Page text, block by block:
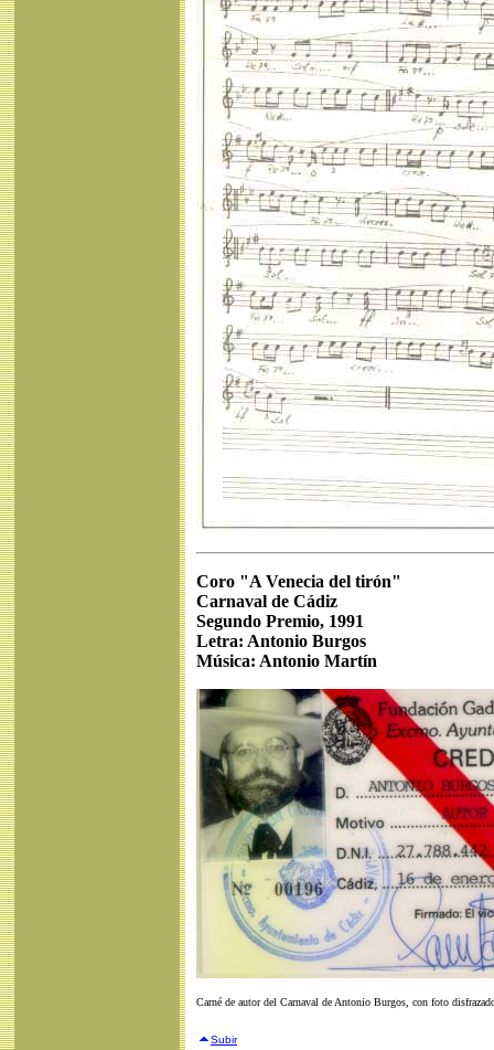
Coro "A Venecia del tirón"
Carnaval de Cádiz
Segundo Premio, 1991
Letra: Antonio Burgos
Música: Antonio Martín
Carné de autor del Carnaval de Antonio Burgos, con foto
Subir